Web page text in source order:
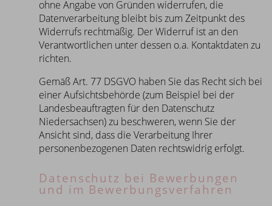
ohne Angabe von Gründen widerrufen, die
Datenverarbeitung bleibt bis zum Zeitpunkt des
Widerrufs rechtmäßig. Der Widerruf ist an den
Verantwortlichen unter dessen o.a. Kontaktdaten zu
richten.
Gemäß Art. 77 DSGVO haben Sie das Recht sich bei
einer Aufsichtsbehörde (zum Beispiel bei der
Landesbeauftragten für den Datenschutz
Niedersachsen) zu beschweren, wenn Sie der
Ansicht sind, dass die Verarbeitung Ihrer
personenbezogenen Daten rechtswidrig erfolgt.
Datenschutz bei Bewerbungen
und im Bewerbungsverfahren